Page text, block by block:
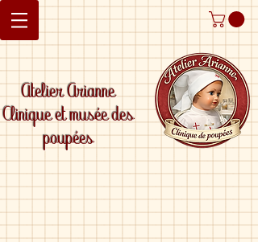
Atelier Arianne
Clinique et musée des
poupées